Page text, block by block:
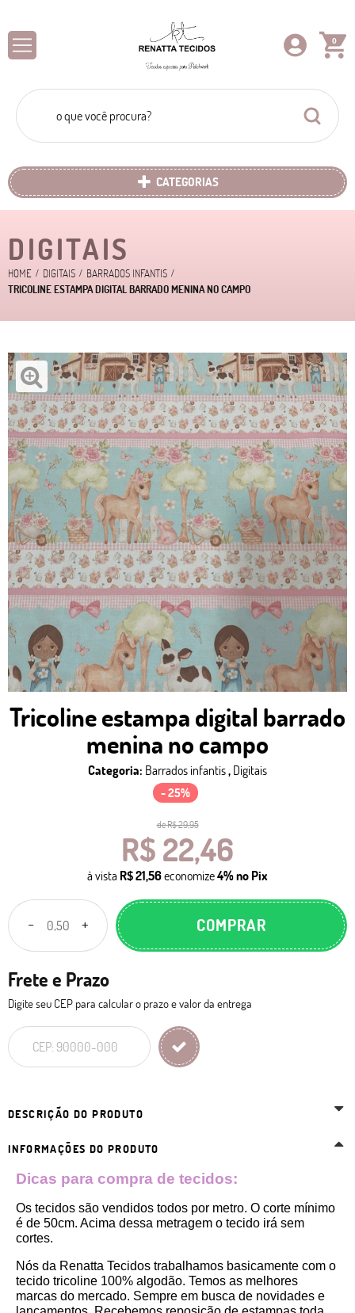
0
CATEGORIAS
DIGITAIS
HOME DIGITAIS
BARRADOS INFANTIS
TRICOLINE ESTAMPA DIGITAL BARRADO MENINA NO CAMPO
Tricoline estampa digital barrado
menina no campo
Categoria: Barrados infantis, Digitais
- 25%
deR$ 29,95
R$ 22,46
à vista R$ 21,56economize4%no Pix
COMPRAR
Frete e Prazo
Digite seu CEP para calcular o prazo e valor da entrega
DESCRIÇÃO DO PRODUTO
INFORMAÇÕES DO PRODUTO
Dicas para compra de tecidos:
Os tecidos são vendidos todos por metro. O corte mínimo
é de 50cm. Acima dessa metragem o tecido irá sem
cortes.
Nós da Renatta Tecidos trabalhamos basicamente com o
tecido tricoline 100% algodão. Temos as melhores
marcas do mercado. Sempre em busca de novidades e